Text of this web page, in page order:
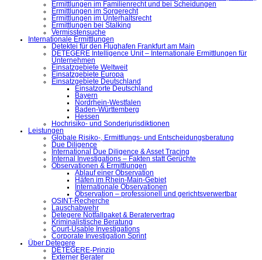
Ermittlungen im Familienrecht und bei Scheidungen
Ermittlungen im Sorgerecht
Ermittlungen im Unterhaltsrecht
Ermittlungen bei Stalking
Vermisstensuche
Internationale Ermittlungen
Detektei für den Flughafen Frankfurt am Main
DETEGERE Intelligence Unit – Internationale Ermittlungen für
Unternehmen
Einsatzgebiete Weltweit
Einsatzgebiete Europa
Einsatzgebiete Deutschland
Einsatzorte Deutschland
Bayern
Nordrhein-Westfalen
Baden-Württemberg
Hessen
Hochrisiko- und Sonderjurisdiktionen
Leistungen
Globale Risiko-, Ermittlungs- und Entscheidungsberatung
Due Diligence
International Due Diligence & Asset Tracing
Internal Investigations – Fakten statt Gerüchte
Observationen & Ermittlungen
Ablauf einer Observation
Häfen im Rhein-Main-Gebiet
Internationale Observationen
Observation – professionell und gerichtsverwertbar
OSINT-Recherche
Lauschabwehr
Detegere Notfallpaket & Beratervertrag
Kriminalistische Beratung
Court-Usable Investigations
Corporate Investigation Sprint
Über Detegere
DETEGERE-Prinzip
Externer Berater